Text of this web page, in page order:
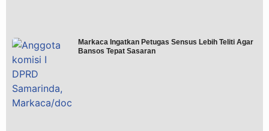
Markaca Ingatkan Petugas Sensus Lebih Teliti Agar
Bansos Tepat Sasaran